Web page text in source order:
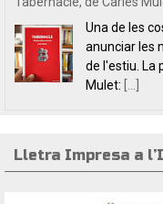
L’editorial
dos títols de
fissures, per
tret a la llum
Lletra Impresa a